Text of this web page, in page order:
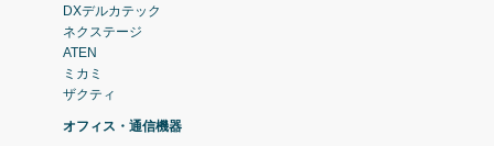
DXデルカテック
ネクステージ
ATEN
ミカミ
ザクティ
オフィス・通信機器